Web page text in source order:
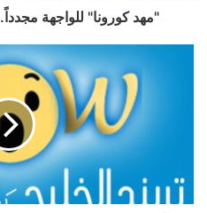
"مهد كورونا" للواجهة